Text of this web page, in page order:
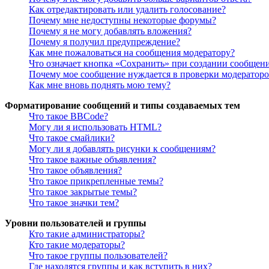
Как отредактировать или удалить голосование?
Почему мне недоступны некоторые форумы?
Почему я не могу добавлять вложения?
Почему я получил предупреждение?
Как мне пожаловаться на сообщения модератору?
Что означает кнопка «Сохранить» при создании
Почему мое сообщение нуждается в проверки
Как мне вновь поднять мою тему?
Форматирование сообщений и типы создаваемых тем
Что такое BBCode?
Могу ли я использовать HTML?
Что такое смайлики?
Могу ли я добавлять рисунки к сообщениям?
Что такое важные объявления?
Что такое объявления?
Что такое прикрепленные темы?
Что такое закрытые темы?
Что такое значки тем?
Уровни пользователей и группы
Кто такие администраторы?
Кто такие модераторы?
Что такое группы пользователей?
Где находятся группы и как вступить в них?